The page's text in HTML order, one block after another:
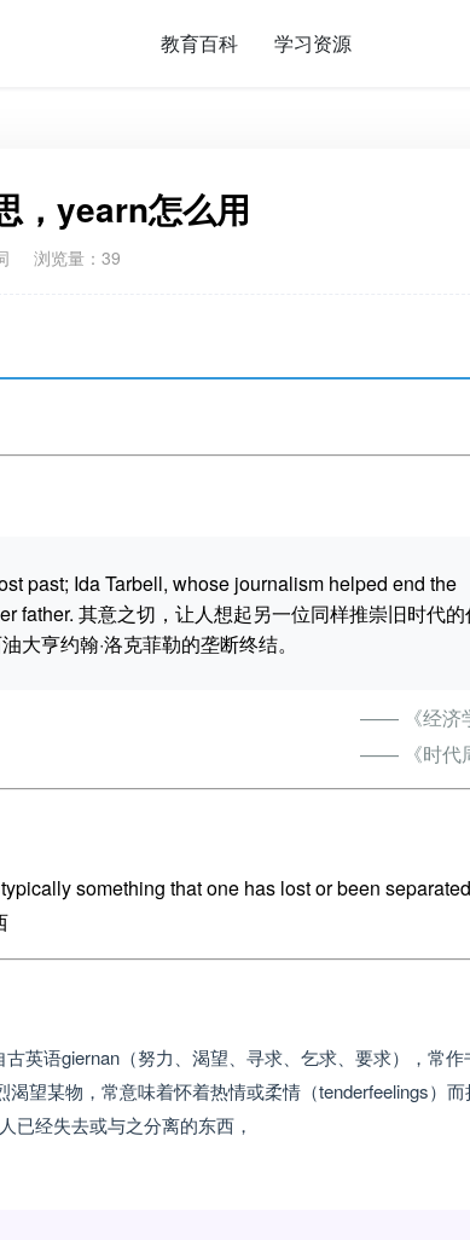
教育百科 学习资源
，yearn怎么用
浏览量：39
past; Ida Tarbell, whose journalism helped end the
father. 其意之切，让人想起另一位同样推崇旧时代
大亨约翰·洛克菲勒的垄断终结。
—— 《经济
—— 《时代
something that one has lost or been
英语giernan（努力、渴望、寻求、乞求、要求），常作
望某物，常意味着怀着热情或柔情（tenderfeelings）
已经失去或与之分离的东西，